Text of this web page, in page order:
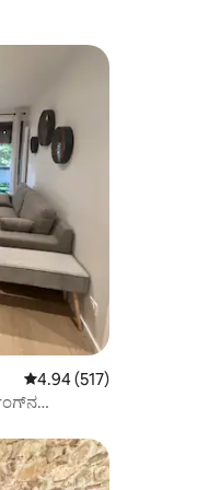
5 ರಲ್ಲಿ 4.94 ಸರಾಸರಿ
4.94 (517)